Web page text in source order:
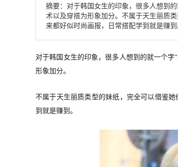
摘要：对于韩国女生的印象，很多人想到
术以及穿搭为形象加分。不属于天生丽质
来都好似时尚画报，日常搭配学到就是赚
对于韩国女生的印象，很多人想到的就一个
形象加分。
不属于天生丽质类型的妹纸，完全可以借鉴
到就是赚到。